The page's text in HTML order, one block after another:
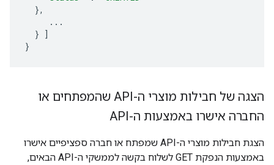
},
...
} ]
}
הצגה של חבילות מוצרי ה-API שהמפתחים או
החברה אישרו באמצעות ה-API
הצגת חבילות מוצרי ה-API שמפתח או חברה ספציפיים אישרו
באמצעות הנפקת GET לשלוח בקשה לממשקי ה-API הבאים,